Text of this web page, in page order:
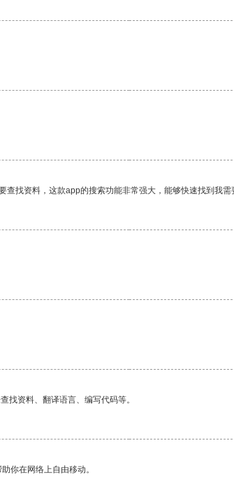
找资料，这款app的搜索功能非常强大，能够快速找到我需
找资料、翻译语言、编写代码等。
你在网络上自由移动。